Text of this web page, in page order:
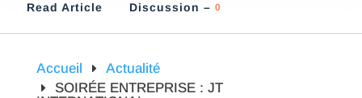
Read Article Discussion – 0
Accueil
Actualité
SOIRÉE ENTREPRISE : JT